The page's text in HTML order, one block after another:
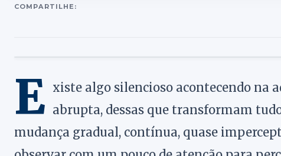
COMPARTILHE:
E xiste algo silencioso acontecendo na
abrupta, dessas que transformam
mudança gradual, contínua, quase